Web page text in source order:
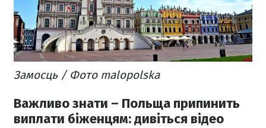
Замосць / Фото malopolska
Важливо знати – Польща припинить
виплати біженцям: дивіться відео